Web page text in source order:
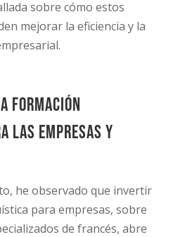
sobre cómo estos
mejorar la eficiencia y la
formación
las empresas y
he observado que invertir
para empresas, sobre
de francés, abre